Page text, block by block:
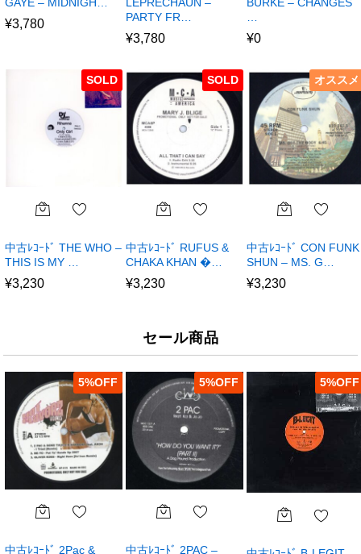
¥3,780
PARTY FR…
¥3,780 ¥0
SOLD
中古ﾚｺｰﾄﾞ THE WHO –
THIS IS MY …
¥3,230
SOLD
中古ﾚｺｰﾄﾞ RUFUS &
CHAKA KHAN �…
¥3,230
オススメ
中古ﾚｺｰﾄﾞ CON FUNK
SHUN – MS. G…
¥3,230
セール商品
5%
中古ﾚｺｰﾄﾞ 2Pac &
5%
中古ﾚｺｰﾄﾞ 2PAC –
5%